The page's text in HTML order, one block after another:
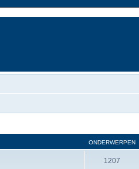
ONDERWERPEN
1207